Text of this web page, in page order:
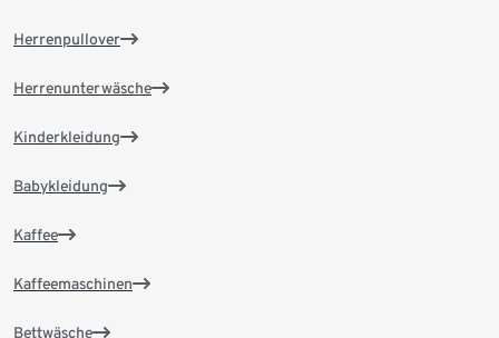
Herrenpullover
Herrenunterwäsche
Kinderkleidung
Babykleidung
Kaffee
Kaffeemaschinen
Bettwäsche